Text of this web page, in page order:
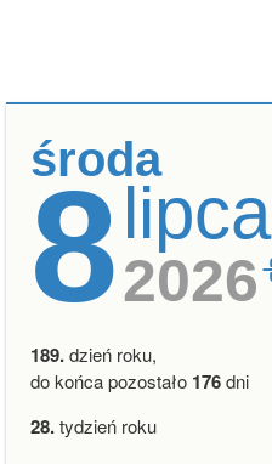
środa
8lipca
2026
189.dzień roku,
do końca pozostało 176dni
28.tydzień roku